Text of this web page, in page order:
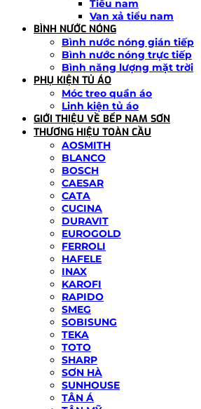
Tiểu nam
Van xả tiểu nam
BÌNH NƯỚC NÓNG
Bình nước nóng gián tiếp
Bình nước nóng trực tiếp
Bình năng lượng mặt trời
PHỤ KIỆN TỦ ÁO
Móc treo quần áo
Linh kiện tủ áo
GIỚI THIỆU VỀ BẾP NAM SƠN
THƯƠNG HIỆU TOÀN CẦU
AOSMITH
BLANCO
BOSCH
CAESAR
CATA
CUCINA
DURAVIT
EUROGOLD
FERROLI
HAFELE
INAX
KAROFI
RAPIDO
SMEG
SOBISUNG
TEKA
TOTO
SHARP
SƠN HÀ
SUNHOUSE
TÂN Á